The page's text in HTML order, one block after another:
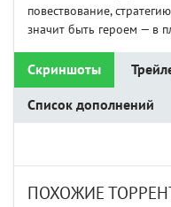
повествование,
значит быть героем — в
Скриншоты
Список дополнений
ПОХОЖИЕ